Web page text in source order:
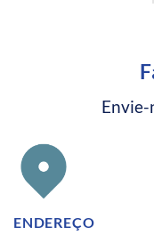
Envie-
ENDEREÇO